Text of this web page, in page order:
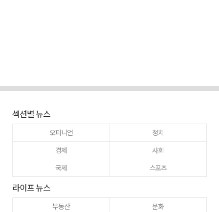
섹션별 뉴스
오피니언
정치
경제
사회
국제
스포츠
라이프 뉴스
부동산
문화